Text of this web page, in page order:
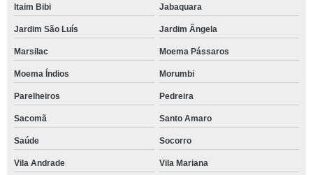
Itaim Bibi Jabaquara
Jardim São Luís Jardim Ângela
Marsilac Moema Pássaros
Moema Índios Morumbi
Parelheiros Pedreira
Sacomã Santo Amaro
Saúde Socorro
Vila Andrade Vila Mariana